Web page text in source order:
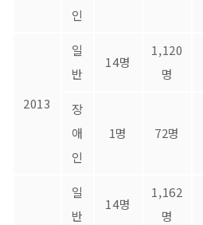
인
2013
일
반
14명
1,120
명
장
애
인
1명 72명
일
반
14명
1,162
명